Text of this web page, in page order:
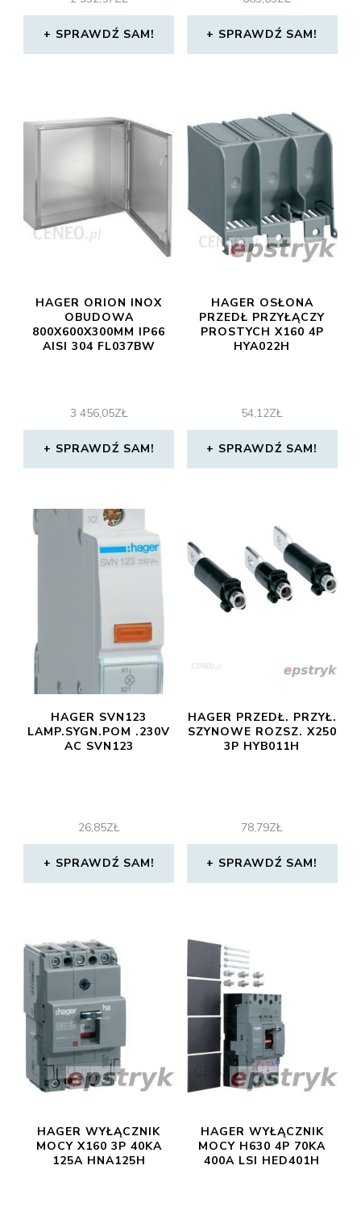
SPRAWDŹ SAM! SPRAWDŹ SAM!
HAGER ORION INOX
OBUDOWA
800X600X300MM IP66
AISI 304 FL037BW
3 456,05ZŁ
SPRAWDŹ SAM!
HAGER OSŁONA
PRZEDŁ PRZYŁĄCZY
PROSTYCH X160 4P
HYA022H
54,12ZŁ
SPRAWDŹ SAM!
HAGER SVN123
LAMP.SYGN.POM .230V
AC SVN123
26,85ZŁ
SPRAWDŹ SAM!
HAGER PRZEDŁ. PRZYŁ.
SZYNOWE ROZSZ. X250
3P HYB011H
78,79ZŁ
SPRAWDŹ SAM!
HAGER WYŁĄCZNIK
MOCY X160 3P 40KA
125A HNA125H
HAGER WYŁĄCZNIK
MOCY H630 4P 70KA
400A LSI HED401H